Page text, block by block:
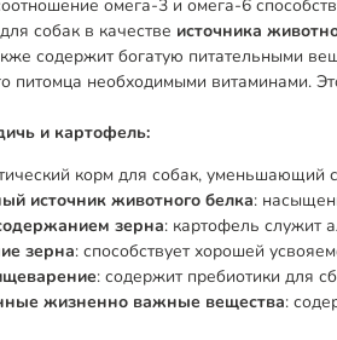
омега-3 и омега-6
собак в качестве источника
содержит богатую питательными
питомца необходимыми витаминами.
и картофель:
корм для собак, уменьшающий
источник животного белка:
зерна: картофель служит
зерна: способствует хорошей
: содержит пребиотики для
жизненно важные вещества: